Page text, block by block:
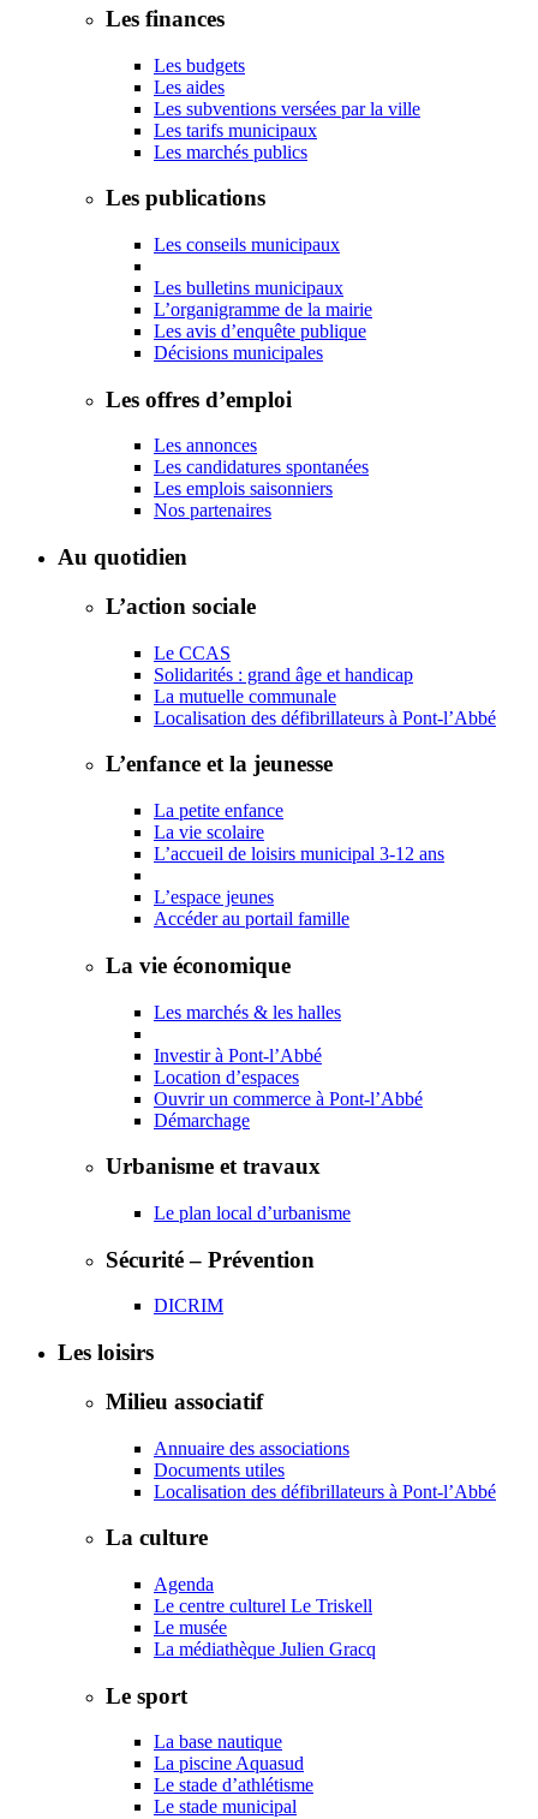
Les finances
Les budgets
Les aides
Les subventions versées par la ville
Les tarifs municipaux
Les marchés publics
Les publications
Les conseils municipaux
Les bulletins municipaux
L’organigramme de la mairie
Les avis d’enquête publique
Décisions municipales
Les offres d’emploi
Les annonces
Les candidatures spontanées
Les emplois saisonniers
Nos partenaires
Au quotidien
L’action sociale
Le CCAS
Solidarités : grand âge et handicap
La mutuelle communale
Localisation des défibrillateurs à Pont-l’Abbé
L’enfance et la jeunesse
La petite enfance
La vie scolaire
L’accueil de loisirs municipal 3-12 ans
L’espace jeunes
Accéder au portail famille
La vie économique
Les marchés & les halles
Investir à Pont-l’Abbé
Location d’espaces
Ouvrir un commerce à Pont-l’Abbé
Démarchage
Urbanisme et travaux
Le plan local d’urbanisme
Sécurité – Prévention
DICRIM
Les loisirs
Milieu associatif
Annuaire des associations
Documents utiles
Localisation des défibrillateurs à Pont-l’Abbé
La culture
Agenda
Le centre culturel Le Triskell
Le musée
La médiathèque Julien Gracq
Le sport
La base nautique
La piscine Aquasud
Le stade d’athlétisme
Le stade municipal